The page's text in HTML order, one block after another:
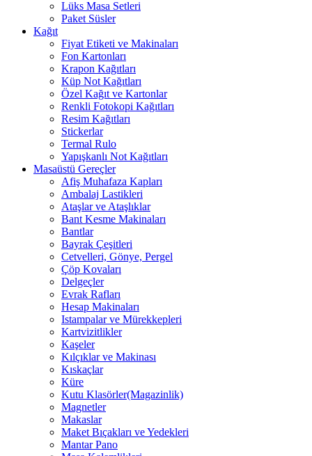
Lüks Masa Setleri
Paket Süsler
Kağıt
Fiyat Etiketi ve Makinaları
Fon Kartonları
Krapon Kağıtları
Küp Not Kağıtları
Özel Kağıt ve Kartonlar
Renkli Fotokopi Kağıtları
Resim Kağıtları
Stickerlar
Termal Rulo
Yapışkanlı Not Kağıtları
Masaüstü Gereçler
Afiş Muhafaza Kapları
Ambalaj Lastikleri
Ataşlar ve Ataşlıklar
Bant Kesme Makinaları
Bantlar
Bayrak Çeşitleri
Cetvelleri, Gönye, Pergel
Çöp Kovaları
Delgeçler
Evrak Rafları
Hesap Makinaları
Istampalar ve Mürekkepleri
Kartvizitlikler
Kaşeler
Kılçıklar ve Makinası
Kıskaçlar
Küre
Kutu Klasörler(Magazinlik)
Magnetler
Makaslar
Maket Bıçakları ve Yedekleri
Mantar Pano